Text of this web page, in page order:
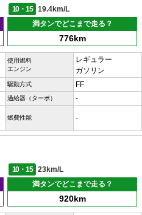
10・15
19.4km/L
満タンでどこまで走る？
776km
使用燃料
エンジン
レギュラー
ガソリン
駆動方式 FF
過給器（ターボ） -
燃費性能 -
10・15
23km/L
満タンでどこまで走る？
920km